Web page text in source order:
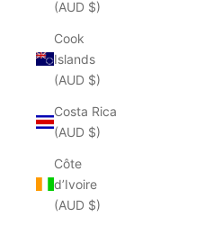
(AUD $)
Cook
Islands
(AUD $)
Costa Rica
(AUD $)
Côte
d’Ivoire
(AUD $)